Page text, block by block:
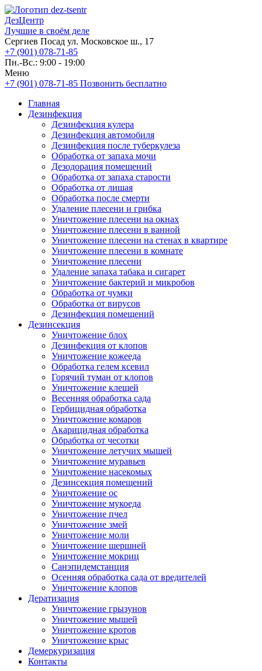
ДезЦентр
Лучшие в своём деле
Сергиев Посад ул. Московское ш., 17
+7 (901) 078-71-85
Пн.-Вс.: 9:00 - 19:00
Меню
+7 (901) 078-71-85 Позвонить бесплатно
Главная
Дезинфекция
Дезинфекция кулера
Дезинфекция автомобиля
Дезинфекция после туберкулеза
Обработка от запаха мочи
Дезодорация помещений
Обработка от запаха старости
Обработка от лишая
Обработка после смерти
Удаление плесени и грибка
Уничтожение плесени на окнах
Уничтожение плесени в ванной
Уничтожение плесени на стенах в квартире
Уничтожение плесени в комнате
Уничтожение плесени
Удаление запаха табака и сигарет
Уничтожение бактерий и микробов
Обработка от чумки
Обработка от вирусов
Дезинфекция помещений
Дезинсекция
Уничтожение блох
Дезинфекция от клопов
Уничтожение кожееда
Обработка гелем ксевил
Горячий туман от клопов
Уничтожение клещей
Весенняя обработка сада
Гербицидная обработка
Уничтожение комаров
Акарицидная обработка
Обработка от чесотки
Уничтожение летучих мышей
Уничтожение муравьев
Уничтожение насекомых
Дезинсекция помещений
Уничтожение ос
Уничтожение мукоеда
Уничтожение пчел
Уничтожение змей
Уничтожение моли
Уничтожение шершней
Уничтожение мокриц
Санэпидемстанция
Осенняя обработка сада от вредителей
Уничтожение клопов
Дератизация
Уничтожение грызунов
Уничтожение мышей
Уничтожение кротов
Уничтожение крыс
Демеркуризация
Контакты